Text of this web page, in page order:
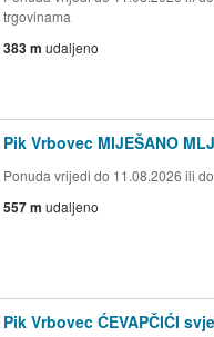
trgovinama
383 m udaljeno
Pik Vrbovec MIJEŠANO
Ponuda vrijedi do 11.08.2026 ili
557 m udaljeno
Pik Vrbovec ĆEVAPČIĆI